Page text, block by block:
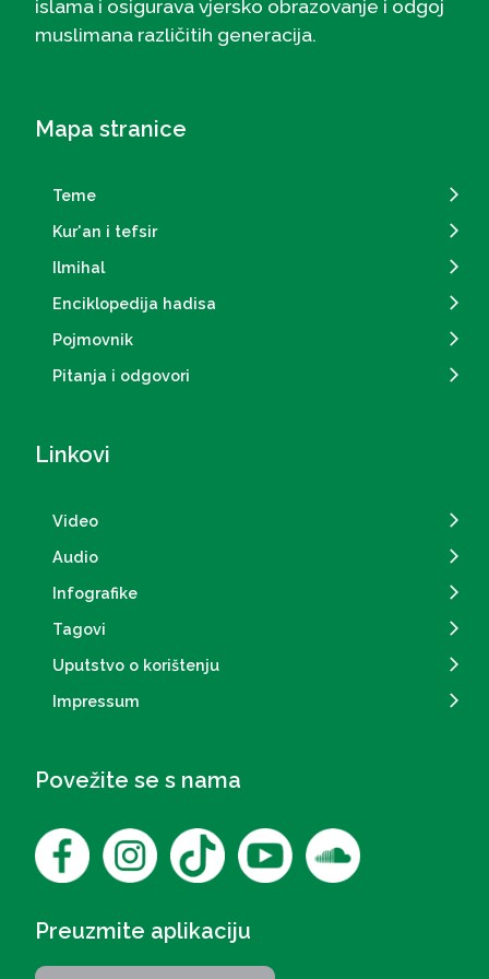
islama i osigurava vjersko obrazovanje i odgoj
muslimana različitih generacija.
Mapa stranice
Teme
Kur'an i tefsir
Ilmihal
Enciklopedija hadisa
Pojmovnik
Pitanja i odgovori
Linkovi
Video
Audio
Infografike
Tagovi
Uputstvo o korištenju
Impressum
Povežite se s nama
Preuzmite aplikaciju